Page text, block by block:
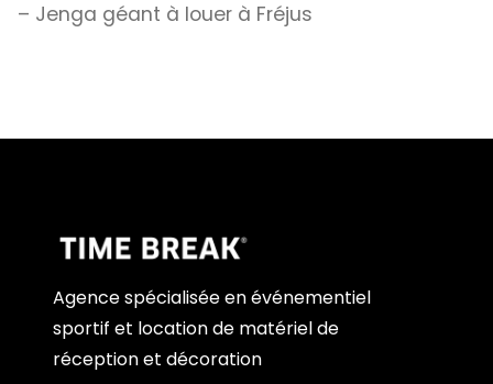
– Jenga géant à louer à Fréjus
Agence spécialisée en événementiel
sportif et location de matériel de
réception et décoration